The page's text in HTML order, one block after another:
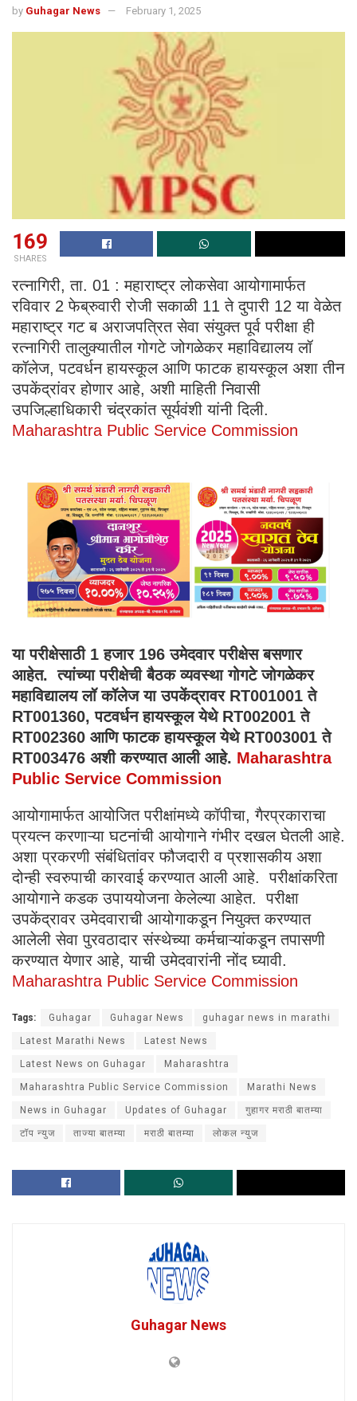
by Guhagar News February 1, 2025
169
SHARES
रत्नागिरी, ता. 01 : महाराष्ट्र लोकसेवा आयोगामार्फत
रविवार 2 फेब्रुवारी रोजी सकाळी 11 ते दुपारी 12 या वेळेत
महाराष्ट्र गट ब अराजपत्रित सेवा संयुक्त पूर्व परीक्षा ही
रत्नागिरी तालुक्यातील गोगटे जोगळेकर महाविद्यालय लॉ
कॉलेज, पटवर्धन हायस्कूल आणि फाटक हायस्कूल अशा तीन
उपकेंद्रांवर होणार आहे, अशी माहिती निवासी
उपजिल्हाधिकारी चंद्रकांत सूर्यवंशी यांनी दिली.
Maharashtra Public Service Commission
या परीक्षेसाठी 1 हजार 196 उमेदवार परीक्षेस बसणार
आहेत. त्यांच्या परीक्षेची बैठक व्यवस्था गोगटे जोगळेकर
महाविद्यालय लॉ कॉलेज या उपकेंद्रावर RT001001 ते
RT001360, पटवर्धन हायस्कूल येथे RT002001 ते
RT002360 आणि फाटक हायस्कूल येथे RT003001 ते
RT003476 अशी करण्यात आली आहे. Maharashtra
Public Service Commission
आयोगामार्फत आयोजित परीक्षांमध्ये कॉपीचा, गैरप्रकाराचा
प्रयत्न करणाऱ्या घटनांची आयोगाने गंभीर दखल घेतली आहे.
अशा प्रकरणी संबंधितांवर फौजदारी व प्रशासकीय अशा
दोन्ही स्वरुपाची कारवाई करण्यात आली आहे. परीक्षांकरिता
आयोगाने कडक उपाययोजना केलेल्या आहेत. परीक्षा
उपकेंद्रावर उमेदवाराची आयोगाकडून नियुक्त करण्यात
आलेली सेवा पुरवठादार संस्थेच्या कर्मचाऱ्यांकडून तपासणी
करण्यात येणार आहे, याची उमेदवारांनी नोंद घ्यावी.
Maharashtra Public Service Commission
Tags: Guhagar Guhagar News guhagar news in marathi
Latest Marathi News Latest News
Latest News on Guhagar Maharashtra
Maharashtra Public Service Commission Marathi News
News in Guhagar Updates of Guhagar गुहागर मराठी बातम्या
टॉप न्युज ताज्या बातम्या मराठी बातम्या लोकल न्युज
Guhagar News